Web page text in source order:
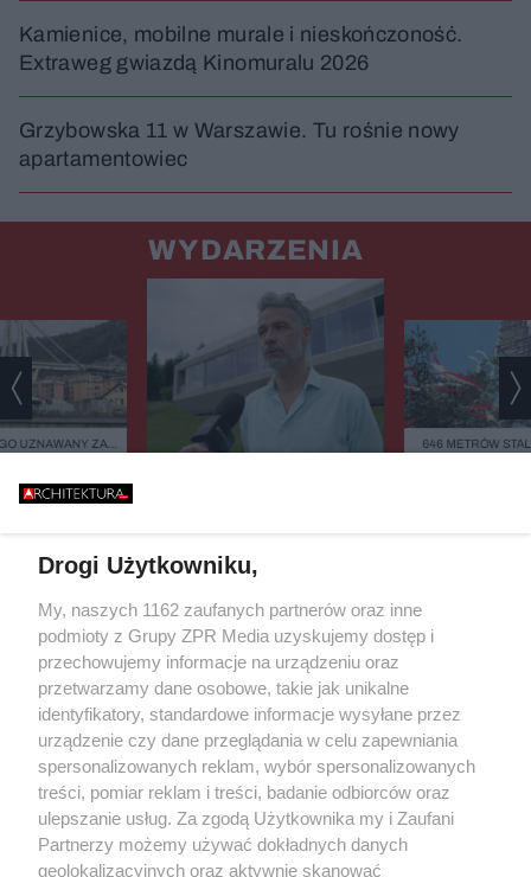
Kamienice, mobilne murale i nieskończoność.
Extraweg gwiazdą Kinomuralu 2026
Grzybowska 11 w Warszawie. Tu rośnie nowy
apartamentowiec
WYDARZENIA
UZNAWANY ZA
BURZY?
ŻEBY JEDNAK ODRÓŻNIĆ OD
SĄSIADÓW"
646 METRÓW
Żaden utwór zamieszczony w serwisie nie może być powielany i
rozpowszechniany lub dalej rozpowszechniany w jakikolwiek sposób (w
tym także elektroniczny lub mechaniczny) na jakimkolwiek polu
eksploatacji w jakiejkolwiek formie, włącznie z umieszczaniem w
Internecie bez pisemnej zgody właściciela praw. Jakiekolwiek użycie lub
wykorzystanie utworów w całości lub w części z naruszeniem prawa, tzn.
bez właściwej zgody, jest zabronione pod groźbą kary i może być ścigane
prawnie.
Drogi Użytkowniku,
My, naszych 1162 zaufanych partnerów oraz inne
podmioty z Grupy ZPR Media uzyskujemy dostęp i
przechowujemy informacje na urządzeniu oraz
przetwarzamy dane osobowe, takie jak unikalne
identyfikatory, standardowe informacje wysyłane przez
urządzenie czy dane przeglądania w celu zapewniania
spersonalizowanych reklam, wybór spersonalizowanych
treści, pomiar reklam i treści, badanie odbiorców oraz
ulepszanie usług. Za zgodą Użytkownika my i Zaufani
Partnerzy możemy używać dokładnych danych
geolokalizacyjnych oraz aktywnie skanować